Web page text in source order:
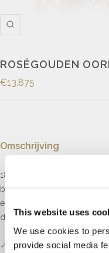
This website uses
We use cookies to
provide social media
ROSÉGOUDEN
€13.875
Omschrijving
18kt roségouden
bruine en briljant geslepen
een totaalgewicht van
diamanten hebben een
✓
Onze website dient als